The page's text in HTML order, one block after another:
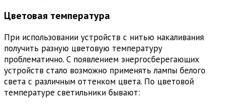
Цветовая температура
При использовании устройств с нитью накаливания
получить разную цветовую температуру
проблематично. С появлением энергосберегающих
устройств стало возможно применять лампы белого
света с различным оттенком цвета. По цветовой
температуре светильники бывают: